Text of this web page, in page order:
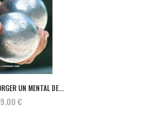
UN MENTAL DE...
€